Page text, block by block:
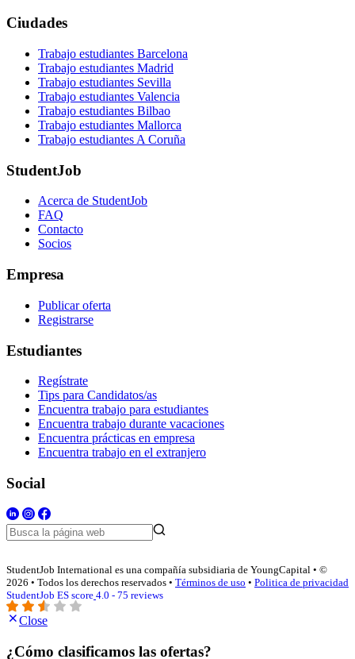
Ciudades
Trabajo estudiantes Barcelona
Trabajo estudiantes Madrid
Trabajo estudiantes Sevilla
Trabajo estudiantes Valencia
Trabajo estudiantes Bilbao
Trabajo estudiantes Mallorca
Trabajo estudiantes A Coruña
StudentJob
Acerca de StudentJob
FAQ
Contacto
Socios
Empresa
Publicar oferta
Registrarse
Estudiantes
Regístrate
Tips para Candidatos/as
Encuentra trabajo para estudiantes
Encuentra trabajo durante vacaciones
Encuentra prácticas en empresa
Encuentra trabajo en el extranjero
Social
StudentJob International es una compañía subsidiaria de YoungCapital • ©
2026 • Todos los derechos reservados • Términos de uso • Politica de privacidad
StudentJob ES score 4.0 - 75 reviews
Close
¿Cómo clasificamos las ofertas?